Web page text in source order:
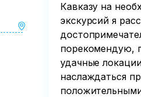
Кавказу на
экскурсий я
порекомендую,
удачные
наслаждаться